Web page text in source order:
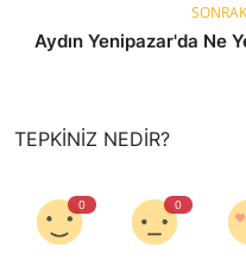
Aydın Yenipazar'da Ne
TEPKINIZ NEDIR?
0 0